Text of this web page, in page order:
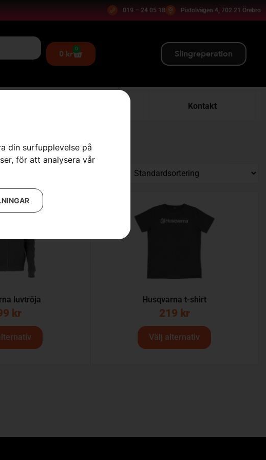
din surfupplevelse på
för att analysera vår
019 – 24 05 18 Pistolvägen 4, 702 21 Örebro
0 kr 0 Slingreperation
Kontakt
luvtröja
kr
Husqvarna t-shirt
219 kr
Välj alternativ